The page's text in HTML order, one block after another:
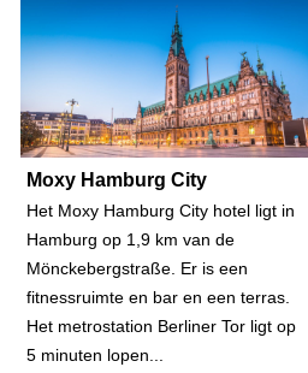
Moxy Hamburg City
Het Moxy Hamburg City hotel ligt in
Hamburg op 1,9 km van de
Mönckebergstraße. Er is een
fitnessruimte en bar en een terras.
Het metrostation Berliner Tor ligt op
5 minuten lopen...